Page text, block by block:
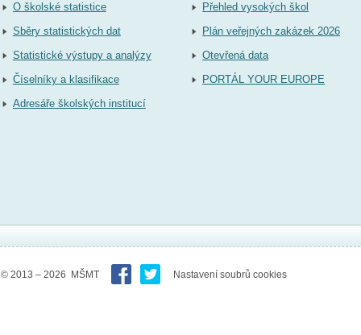
O školské statistice
Sběry statistických dat
Statistické výstupy a analýzy
Číselníky a klasifikace
Adresáře školských institucí
Přehled vysokých škol
Plán veřejných zakázek 2026
Otevřená data
PORTÁL YOUR EUROPE
© 2013 – 2026 MŠMT Nastavení soubrů cookies